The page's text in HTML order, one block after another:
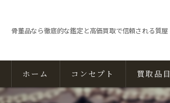
骨董品なら徹底的な鑑定と高価買取で信頼される質屋
ホーム コンセプト 買取品目